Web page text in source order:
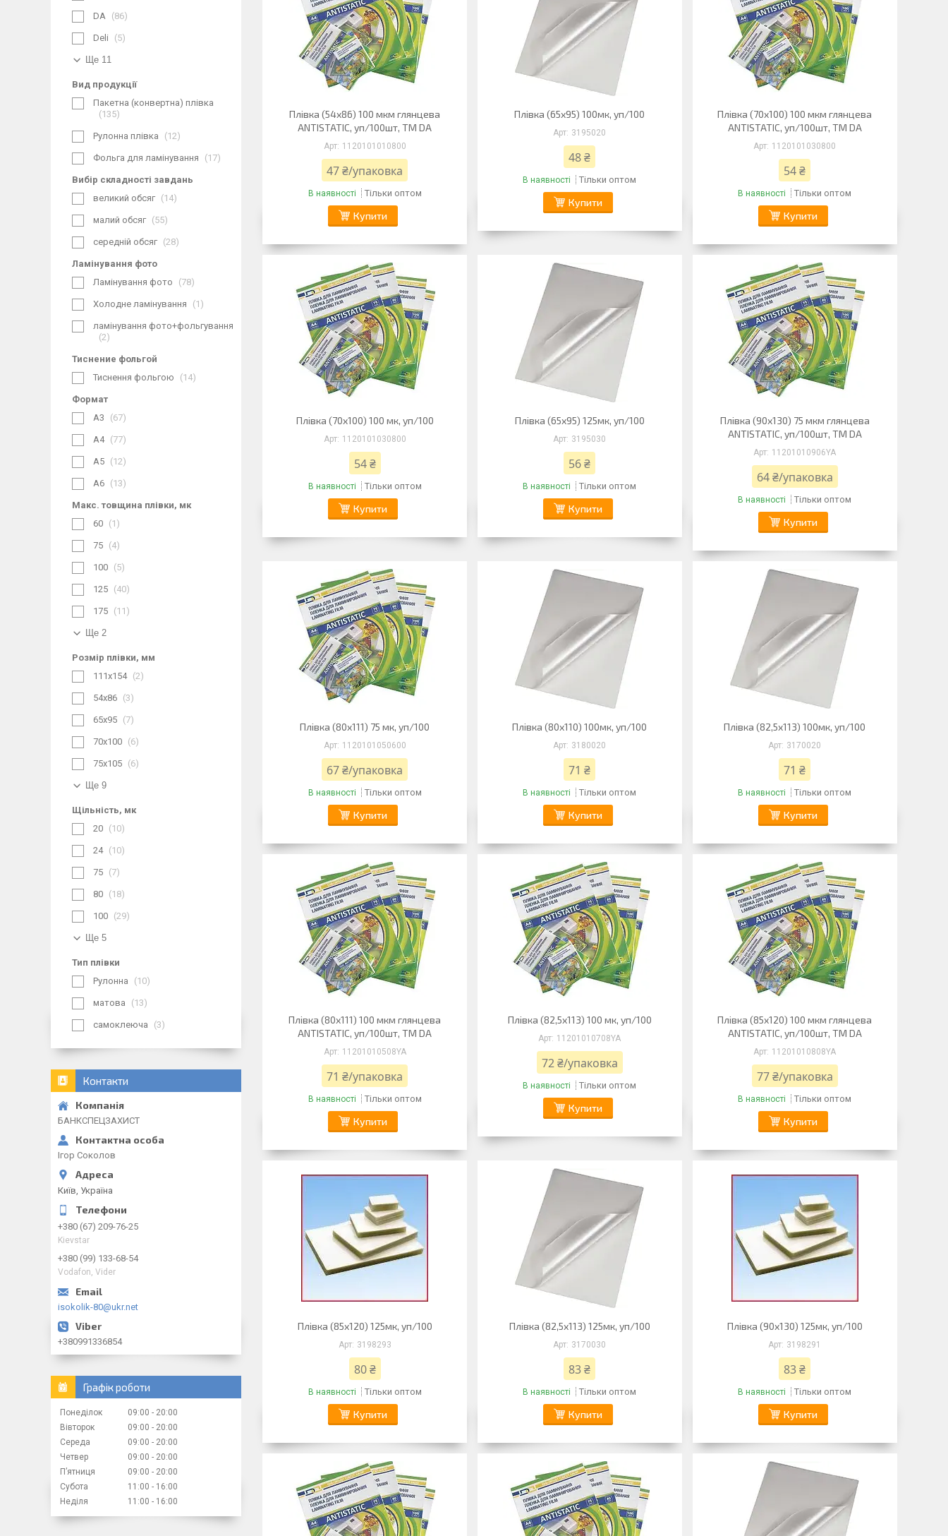
Плівка (54х86) 100 мкм глянцева
ANTISTATIC, уп/100шт, ТМ DA
1120101010800
47 ₴/упаковка
В наявності Тільки оптом
Купити
Плівка (65х95) 100мк, уп/100
3195020
48 ₴
В наявності Тільки оптом
Купити
Плівка (70х100) 100 мкм глянцева
ANTISTATIC, уп/100шт, ТМ DA
1120101030800
54 ₴
В наявності Тільки оптом
Купити
Плівка (70х100) 100 мк, уп/100
1120101030800
54 ₴
В наявності Тільки оптом
Купити
Плівка (65х95) 125мк, уп/100
3195030
56 ₴
В наявності Тільки оптом
Купити
Плівка (90х130) 75 мкм глянцева
ANTISTATIC, уп/100шт, ТМ DA
11201010906YA
64 ₴/упаковка
В наявності Тільки оптом
Купити
Плівка (80х111) 75 мк, уп/100
1120101050600
67 ₴/упаковка
В наявності Тільки оптом
Купити
Плівка (80х110) 100мк, уп/100
3180020
71 ₴
В наявності Тільки оптом
Купити
Плівка (82,5х113) 100мк, уп/100
3170020
71 ₴
В наявності Тільки оптом
Купити
Плівка (80х111) 100 мкм глянцева
ANTISTATIC, уп/100шт, ТМ DA
11201010508YA
71 ₴/упаковка
В наявності Тільки оптом
Купити
Плівка (82,5х113) 100 мк, уп/100
11201010708YA
72 ₴/упаковка
В наявності Тільки оптом
Купити
Плівка (85х120) 100 мкм глянцева
ANTISTATIC, уп/100шт, ТМ DA
11201010808YA
77 ₴/упаковка
В наявності Тільки оптом
Купити
Плівка (85х120) 125мк, уп/100
3198293
80 ₴
В наявності Тільки оптом
Купити
Плівка (82,5х113) 125мк, уп/100
3170030
83 ₴
В наявності Тільки оптом
Купити
Плівка (90х130) 125мк, уп/100
3198291
83 ₴
В наявності Тільки оптом
Купити
DA 86
Deli 5
Ще 11
Вид продукції
Пакетна (конвертна) плівка
135
Рулонна плівка 12
Фольга для ламінування 17
Вибір складності завдань
великий обсяг
14
малий обсяг 55
середній обсяг 28
Ламінування фото
Ламінування фото
78
Холодне ламінування 1
ламінування фото+фольгування
2
Тиснение фольгой
Тиснення фольгою
14
Формат
А3
67
А4 77
А5 12
А6 13
Макс. товщина плівки, мк
60
1
75 4
100 5
125 40
175 11
Ще 2
Розмір плівки, мм
111х154
2
54х86 3
65х95 7
70х100 6
75х105 6
Ще 9
Щільність, мк
20
10
24 10
75 7
80 18
100 29
Ще 5
Тип плівки
Рулонна
10
матова 13
самоклеюча 3
Контакти
БАНКСПЕЦЗАХИСТ
Ігор Соколов
Київ, Україна
+380 (67) 209-76-25
Kievstar
+380 (99) 133-68-54
Vodafon, Vider
isokolik-80@ukr.net
+380991336854
Графік роботи
Понеділок 09:00
20:00
Вівторок
09:00
20:00
Середа
09:00
20:00
Четвер
09:00
20:00
Пʼятниця
09:00
20:00
Субота
11:00
16:00
Неділя
11:00 16:00